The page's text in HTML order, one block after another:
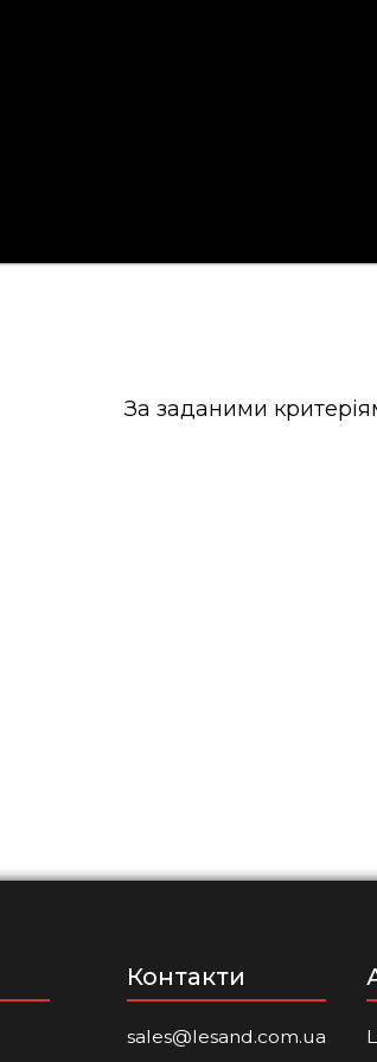
За заданими
Контакти
sales@lesand.com.ua